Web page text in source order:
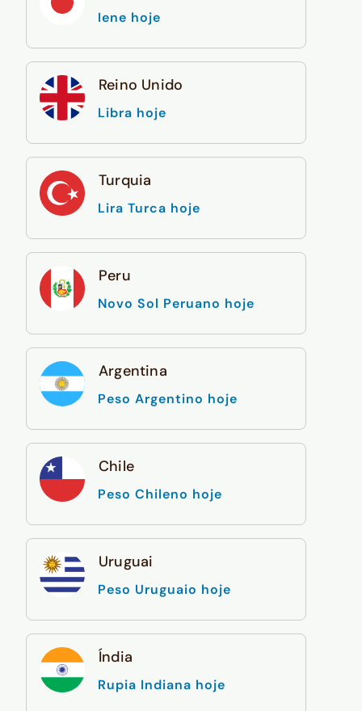
Iene hoje
Reino Unido
Libra hoje
Turquia
Lira Turca hoje
Peru
Novo Sol Peruano hoje
Argentina
Peso Argentino hoje
Chile
Peso Chileno hoje
Uruguai
Peso Uruguaio hoje
Índia
Rupia Indiana hoje